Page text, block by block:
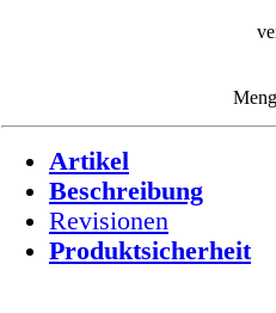
Artikel
Beschreibung
Revisionen
Produktsicherheit